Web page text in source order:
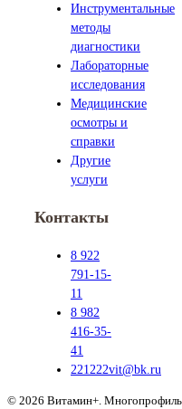
Инструментальные
методы
диагностики
Лабораторные
исследования
Медицинские
осмотры и
справки
Другие
услуги
Контакты
8 922
791-15-
11
8 982
416-35-
41
221222vit@bk.ru
© 2026 Витамин+.